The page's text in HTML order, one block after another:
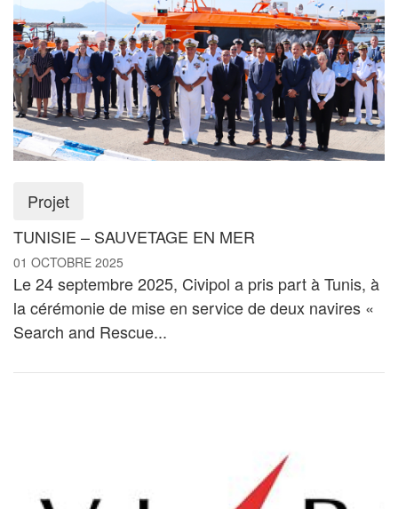
Projet
TUNISIE – SAUVETAGE EN MER
01 OCTOBRE 2025
Le 24 septembre 2025, Civipol a pris part à Tunis, à
la cérémonie de mise en service de deux navires «
Search and Rescue...